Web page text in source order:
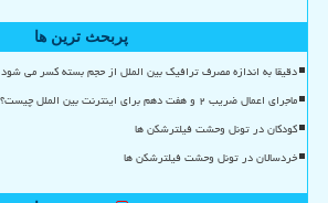
پربحث ترین ها
دقیقا به اندازه مصرف ترافیک بین الملل از حجم بسته کسر می شود
ماجرای اعمال ضریب ۲ و هفت دهم برای اینترنت بین الملل چیست؟
کودکان در تونل وحشت فیلترشکن ها
خردسالان در تونل وحشت فیلترشکن ها